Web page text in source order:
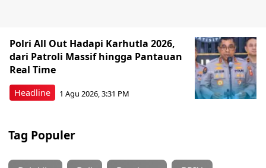
Headline
Polri All Out Hadapi Karhutla 2026,
dari Patroli Massif hingga Pantauan
Real Time
1 Agu 2026, 3:31 PM
Tag Populer